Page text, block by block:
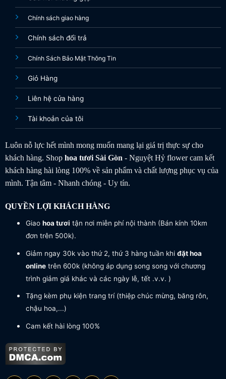
Chính sách giao hàng
Chính sách đổi trả
Chính Sách Bảo Mật Thông Tin
Giỏ Hàng
Liên hệ cửa hàng
Tài khoản của tôi
Luôn nỗ lực hết mình mong muốn mang lại giá trị thực sự cho
khách hàng. Shop hoa tươiSài Gòn- Nguyệt Hỷ flower cam kết
khách hàng hài lòng 100% về sản phẩm và chất lượng phục vụ của
mình. Tận tâm - Nhanh chóng - Uy tín.
QUYỀN LỢI KHÁCH HÀNG
Giao hoa tươi tận nơi miễn phí nội thành (Bán kính 10km
đơn trên 500k).
Giảm ngay 30k vào thứ 2, thứ 3 hàng tuần khi đặt hoa
onlinetrên 600k (không áp dụng song song với chương
trình giảm giá khác và các ngày lễ, tết .v.v. )
Tặng kèm phụ kiện trang trí (thiệp chúc mừng, băng rôn,
chậu hoa,...)
Cam kết hài lòng 100%